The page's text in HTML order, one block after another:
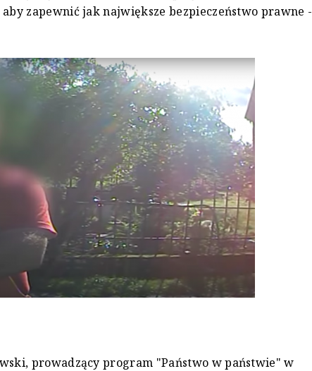
zapewnić jak największe bezpieczeństwo prawne -
prowadzący program "Państwo w państwie" w